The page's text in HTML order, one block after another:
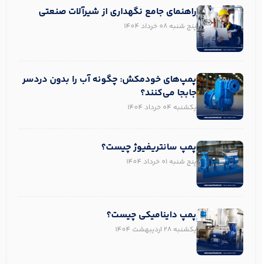
راهنمای جامع نگهداری از شیرآلات صنعتی
پنج شنبه 08 خرداد 1404
پمپ‌های خودمکش: چگونه آب را بدون دردسر
جابجا می‌کنند؟
یکشنبه 04 خرداد 1404
پمپ سانتریفیوژ چیست؟
پنج شنبه 01 خرداد 1404
پمپ داینامیکی چیست؟
یکشنبه 28 اردیبهشت 1404